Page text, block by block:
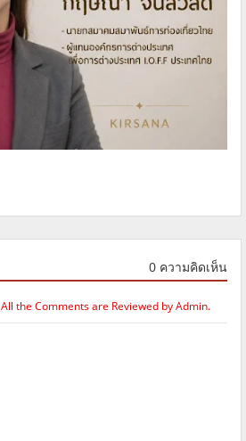
0 ความคิดเห็น
the Comments are Reviewed by Admin.